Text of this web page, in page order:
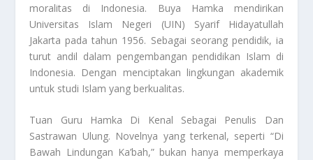
moralitas di Indonesia. Buya Hamka mendirikan
Universitas Islam Negeri (UIN) Syarif Hidayatullah
Jakarta pada tahun 1956. Sebagai seorang pendidik, ia
turut andil dalam pengembangan pendidikan Islam di
Indonesia. Dengan menciptakan lingkungan akademik
untuk studi Islam yang berkualitas.
Tuan Guru Hamka Di Kenal Sebagai Penulis Dan
Sastrawan Ulung. Novelnya yang terkenal, seperti “Di
Bawah Lindungan Ka’bah,” bukan hanya memperkaya